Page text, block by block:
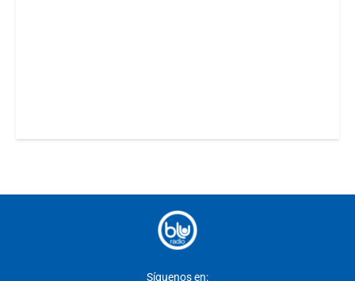
Síguenos en: